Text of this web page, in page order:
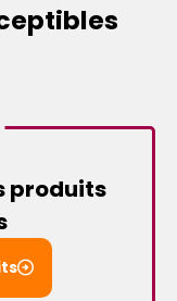
produits